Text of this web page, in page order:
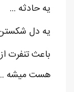
یه حادثه ...
یه دل
باعث تنفرت
هست میشه